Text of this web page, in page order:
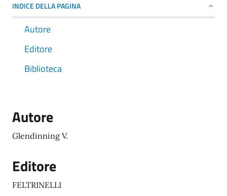
INDICE DELLA PAGINA
Autore
Editore
Biblioteca
Autore
Glendinning V.
Editore
FELTRINELLI